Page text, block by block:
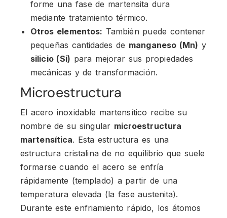
forme una fase de martensita dura
mediante tratamiento térmico.
Otros elementos: También puede contener
pequeñas cantidades de manganeso (Mn) y
silicio (Si) para mejorar sus propiedades
mecánicas y de transformación.
Microestructura
El acero inoxidable martensítico recibe su
nombre de su singular microestructura
martensítica. Esta estructura es una
estructura cristalina de no equilibrio que suele
formarse cuando el acero se enfría
rápidamente (templado) a partir de una
temperatura elevada (la fase austenita).
Durante este enfriamiento rápido, los átomos